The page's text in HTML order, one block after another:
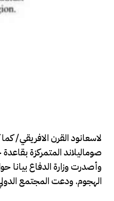
لاسعانود القرن الافريقي/
صوماليلاند المتمركزة
وأصدرت وزارة الدفاع بيانا
الهجوم. ودعت المجتمع